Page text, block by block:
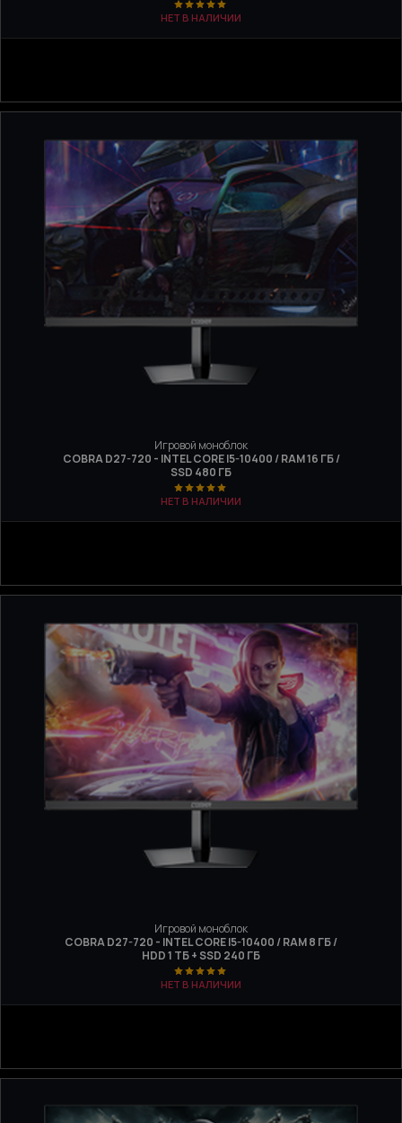
НЕТ В НАЛИЧИИ
Игровой моноблок
COBRA D27-720 - INTEL CORE I5-10400 / RAM 16 ГБ /
SSD 480 ГБ
НЕТ В НАЛИЧИИ
Игровой моноблок
COBRA D27-720 - INTEL CORE I5-10400 / RAM 8 ГБ /
HDD 1 ТБ + SSD 240 ГБ
НЕТ В НАЛИЧИИ